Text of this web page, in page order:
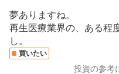
事
夢ありますね。
再生医療業界の、ある程
し。
買いたい
投資の参考